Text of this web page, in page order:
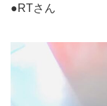
●RTさん